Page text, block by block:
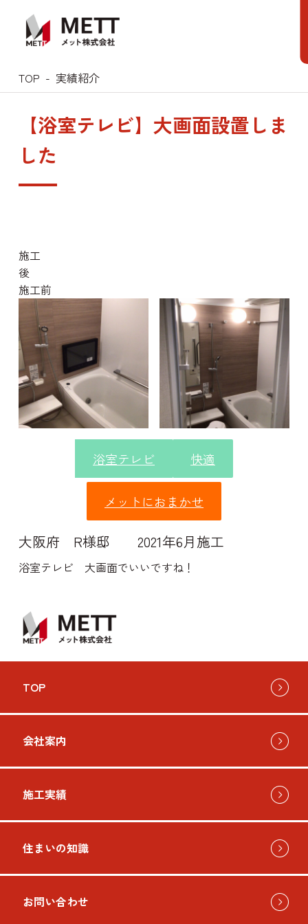
content
TOP 実績紹介
【浴室テレビ】大画面設置しま
した
施工
施工前
浴室テレビ 快適
メットにおまかせ
大阪府 R様邸 2021年6月施工
浴室テレビ 大画面でいいですね！
TOP
会社案内
施工実績
住まいの知識
お問い合わせ